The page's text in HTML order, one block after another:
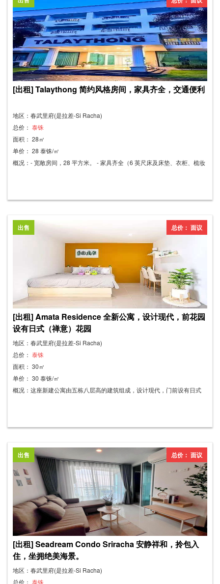
[出租] Talaythong 简约风格房间，家具齐全，交通便利
地区：春武里府(是拉差-Si Racha)
总价： 泰铢
面积： 28㎡
单价： 28 泰铢/㎡
概况：- 宽敞房间，28 平方米。 - 家具齐全（6 英尺床及床垫、衣柜、梳妆
Phayathai Bowin 医院。 Robinson Lifestyle Bowin 对面。 靠近 Lotus
Bowin、Makro、Mega Home 和 Hardware King。 租金：4,000 泰铢/月
（一年合约） 押金：5,000 泰铢 预付租金：一个月租金 电费：7 泰铢/度 水
总价： 面议
出售
[出租] Amata Residence 全新公寓，设计现代，前花园
设有日式（禅意）花园
地区：春武里府(是拉差-Si Racha)
总价： 泰铢
面积： 30㎡
单价： 30 泰铢/㎡
概况：这座新建公寓由五栋八层高的建筑组成，设计现代，门前设有日式
具：书桌、衣柜、电视柜、鞋架、床及床垫、洗手池。电器包括热水器和空
调。 *注：如需额外家具或电器，请联系开发商获取报价。 租金：4,000泰
铢/月（一年合约） 电费：8泰铢/度 水费：26泰铢/度 其他服务费：500泰铢
总价： 面议
出售
[出租] Seadream Condo Sriracha 安静祥和，拎包入
住，坐拥绝美海景。
地区：春武里府(是拉差-Si Racha)
总价： 泰铢